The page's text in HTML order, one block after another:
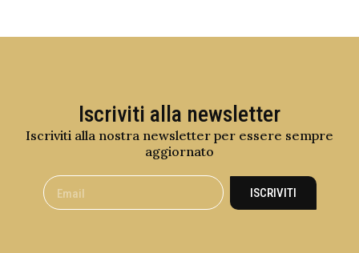
Iscriviti alla newsletter
Iscriviti alla nostra newsletter per essere sempre
aggiornato
ISCRIVITI